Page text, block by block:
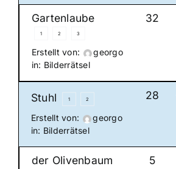
Gartenlaube
1 2 3
Erstellt von:
georgo
in: Bilderrätsel
32
Stuhl 1 2
Erstellt von:
georgo
in: Bilderrätsel
28
der Olivenbaum 5